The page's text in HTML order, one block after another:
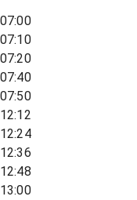
07:00
07:10
07:20
07:40
07:50
12:12
12:24
12:36
12:48
13:00